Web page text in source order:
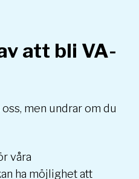
att bli VA-
men undrar om du
våra
ha möjlighet att